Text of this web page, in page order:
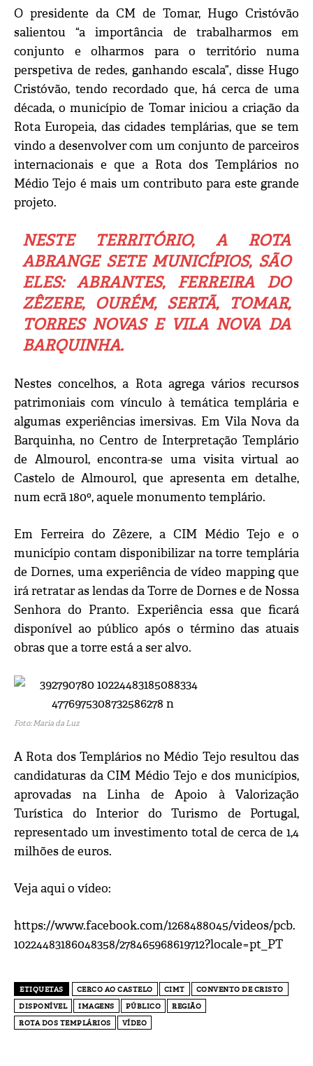
O presidente da CM de Tomar, Hugo Cristóvão
salientou “a importância de trabalharmos em
conjunto e olharmos para o território numa
perspetiva de redes, ganhando escala”, disse Hugo
Cristóvão, tendo recordado que, há cerca de uma
década, o município de Tomar iniciou a criação da
Rota Europeia, das cidades templárias, que se tem
vindo a desenvolver com um conjunto de parceiros
internacionais e que a Rota dos Templários no
Médio Tejo é mais um contributo para este grande
projeto.
NESTE TERRITÓRIO, A ROTA
ABRANGE SETE MUNICÍPIOS, SÃO
ELES: ABRANTES, FERREIRA DO
ZÊZERE, OURÉM, SERTÃ, TOMAR,
TORRES NOVAS E VILA NOVA DA
BARQUINHA.
Nestes concelhos, a Rota agrega vários recursos
patrimoniais com vínculo à temática templária e
algumas experiências imersivas. Em Vila Nova da
Barquinha, no Centro de Interpretação Templário
de Almourol, encontra-se uma visita virtual ao
Castelo de Almourol, que apresenta em detalhe,
num ecrã 180º, aquele monumento templário.
Em Ferreira do Zêzere, a CIM Médio Tejo e o
município contam disponibilizar na torre templária
de Dornes, uma experiência de vídeo mapping que
irá retratar as lendas da Torre de Dornes e de Nossa
Senhora do Pranto. Experiência essa que ficará
disponível ao público após o término das atuais
obras que a torre está a ser alvo.
Foto: Maria da Luz
A Rota dos Templários no Médio Tejo resultou das
candidaturas da CIM Médio Tejo e dos municípios,
aprovadas na Linha de Apoio à Valorização
Turística do Interior do Turismo de Portugal,
representado um investimento total de cerca de 1,4
milhões de euros.
Veja aqui o vídeo:
https://www.facebook.com/1268488045/videos/pcb.
10224483186048358/278465968619712?locale=pt_PT
ETIQUETAS CERCO AO CASTELO CIMT
CONVENTO DE CRISTO
DISPONÍVEL
IMAGENS PÚBLICO
REGIÃO
ROTA DOS TEMPLÁRIOS
VÍDEO